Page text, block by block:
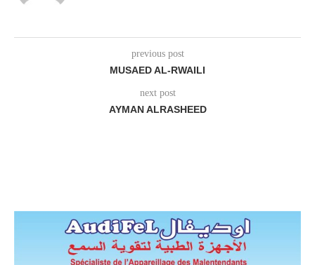
previous post
MUSAED AL-RWAILI
next post
AYMAN ALRASHEED